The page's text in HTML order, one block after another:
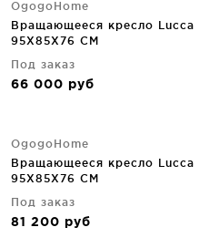
OgogoHome
Вращающееся кресло Lucca
95X85X76 CM
Под заказ
66 000 руб
OgogoHome
Вращающееся кресло Lucca
95X85X76 CM
Под заказ
81 200 руб